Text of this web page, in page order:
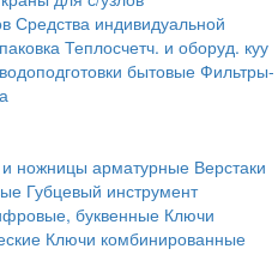
Средства индивидуальной
Теплосчетч. и оборуд. куу
бытовые Фильтры-
ножницы арматурные Верстаки
Губцевый инструмент
буквенные Ключи
Ключи комбинированные